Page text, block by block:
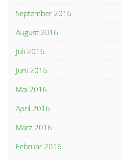
September 2016
August 2016
Juli 2016
Juni 2016
Mai 2016
April 2016
März 2016
Februar 2016